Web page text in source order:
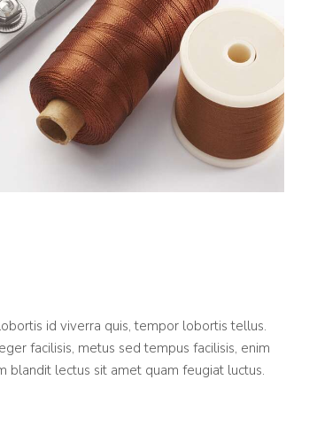
id viverra quis, tempor lobortis tellus.
facilisis, metus sed tempus facilisis, enim
blandit lectus sit amet quam feugiat luctus.